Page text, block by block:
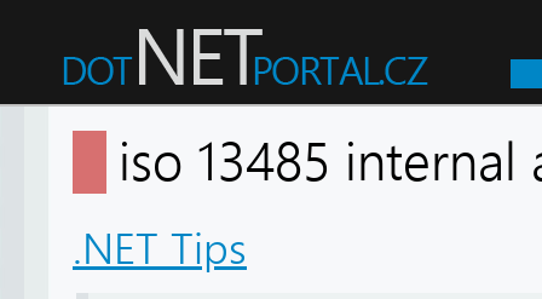
iso 13485
.NET Tips